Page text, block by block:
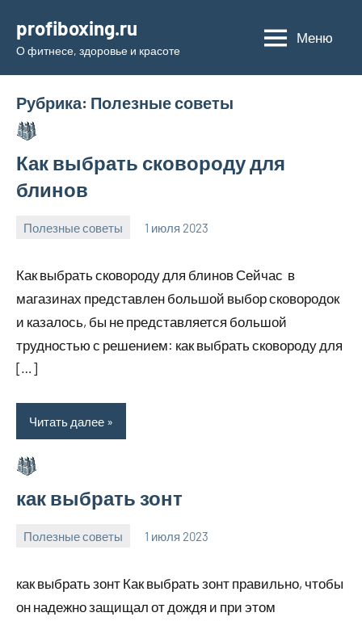
содержимому
profiboxing.ru
О фитнесе, здоровье и красоте
Меню
Рубрика: Полезные советы
Как выбрать сковороду для
блинов
Полезные советы 1 июля 2023
Как выбрать сковороду для блинов Сейчас в
магазинах представлен большой выбор сковородок
и казалось, бы не представляется большой
трудностью с решением: как выбрать сковороду для
[…]
Читать далее
как выбрать зонт
Полезные советы 1 июля 2023
как выбрать зонт Как выбрать зонт правильно, чтобы
он надежно защищал от дождя и при этом